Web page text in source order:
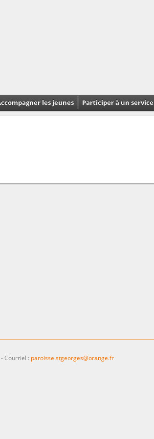
les jeunes Participer à un service
Courriel : paroisse.stgeorges@orange.fr